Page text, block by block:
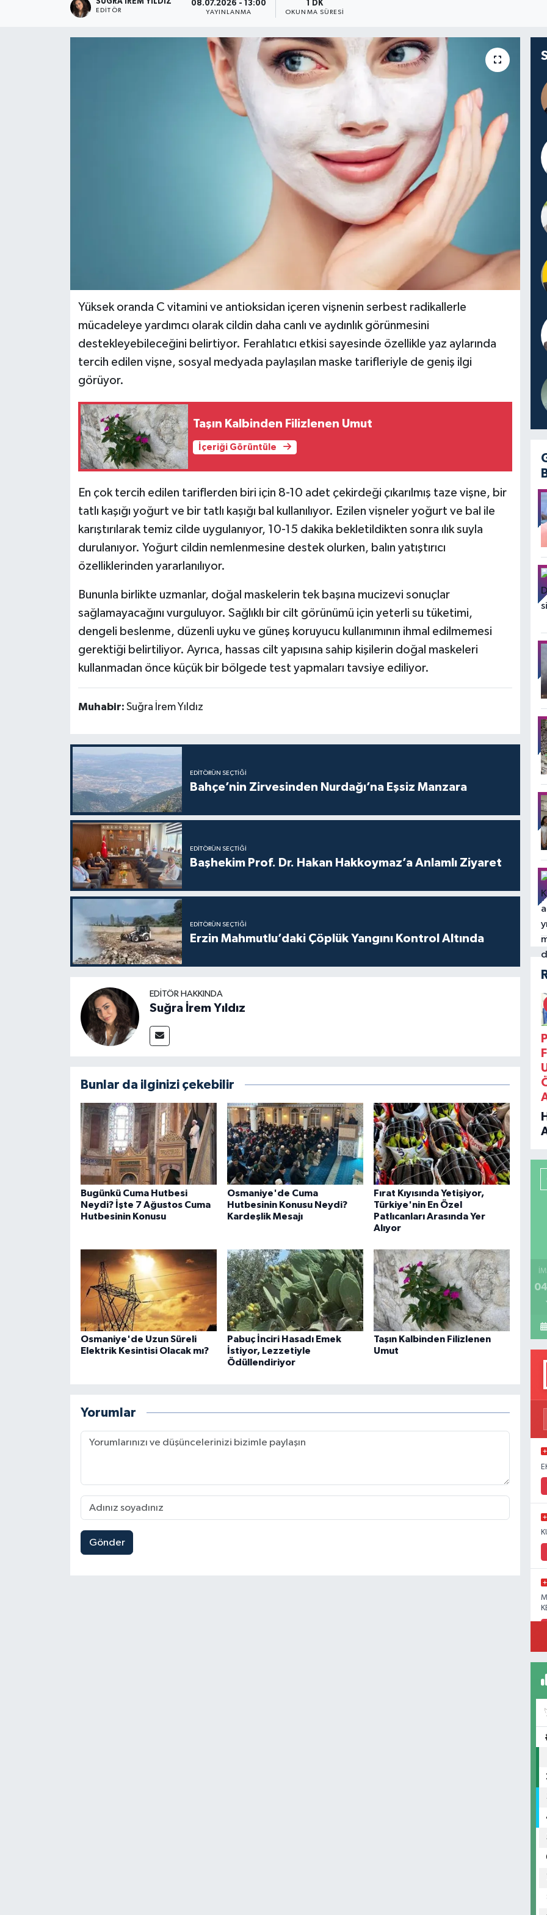
SUĞRA İREM YILDIZ
EDITÖR
08.07.2026 - 13:00
YAYINLANMA
1 DK
OKUNMA SÜRESI
Yüksek oranda C vitamini ve antioksidan içeren vişnenin serbest radikallerle
mücadeleye yardımcı olarak cildin daha canlı ve aydınlık görünmesini
destekleyebileceğini belirtiyor. Ferahlatıcı etkisi sayesinde özellikle yaz aylarında
tercih edilen vişne, sosyal medyada paylaşılan maske tarifleriyle de geniş ilgi
görüyor.
Taşın Kalbinden Filizlenen Umut
İçeriği Görüntüle
En çok tercih edilen tariflerden biri için 8-10 adet çekirdeği çıkarılmış taze vişne, bir
tatlı kaşığı yoğurt ve bir tatlı kaşığı bal kullanılıyor. Ezilen vişneler yoğurt ve bal ile
karıştırılarak temiz cilde uygulanıyor, 10-15 dakika bekletildikten sonra ılık suyla
durulanıyor. Yoğurt cildin nemlenmesine destek olurken, balın yatıştırıcı
özelliklerinden yararlanılıyor.
Bununla birlikte uzmanlar, doğal maskelerin tek başına mucizevi sonuçlar
sağlamayacağını vurguluyor. Sağlıklı bir cilt görünümü için yeterli su tüketimi,
dengeli beslenme, düzenli uyku ve güneş koruyucu kullanımının ihmal edilmemesi
gerektiği belirtiliyor. Ayrıca, hassas cilt yapısına sahip kişilerin doğal maskeleri
kullanmadan önce küçük bir bölgede test yapmaları tavsiye ediliyor.
Muhabir: Suğra İrem Yıldız
EDITÖRÜN SEÇTIĞI
Bahçe’nin Zirvesinden Nurdağı’na Eşsiz Manzara
EDITÖRÜN SEÇTIĞI
Başhekim Prof. Dr. Hakan Hakkoymaz’a Anlamlı Ziyaret
EDITÖRÜN SEÇTIĞI
Erzin Mahmutlu’daki Çöplük Yangını Kontrol Altında
EDITÖR HAKKINDA
Suğra İrem Yıldız
Bunlar da ilginizi çekebilir
Bugünkü Cuma Hutbesi
Neydi? İşte 7 Ağustos Cuma
Hutbesinin Konusu
Osmaniye'de Cuma
Hutbesinin Konusu Neydi?
Kardeşlik Mesajı
Fırat Kıyısında Yetişiyor,
Türkiye'nin En Özel
Patlıcanları Arasında Yer
Alıyor
Osmaniye'de Uzun Süreli
Elektrik Kesintisi Olacak mı?
Pabuç İnciri Hasadı Emek
İstiyor, Lezzetiyle
Ödüllendiriyor
Taşın Kalbinden Filizlenen
Umut
Yorumlar
Gönder